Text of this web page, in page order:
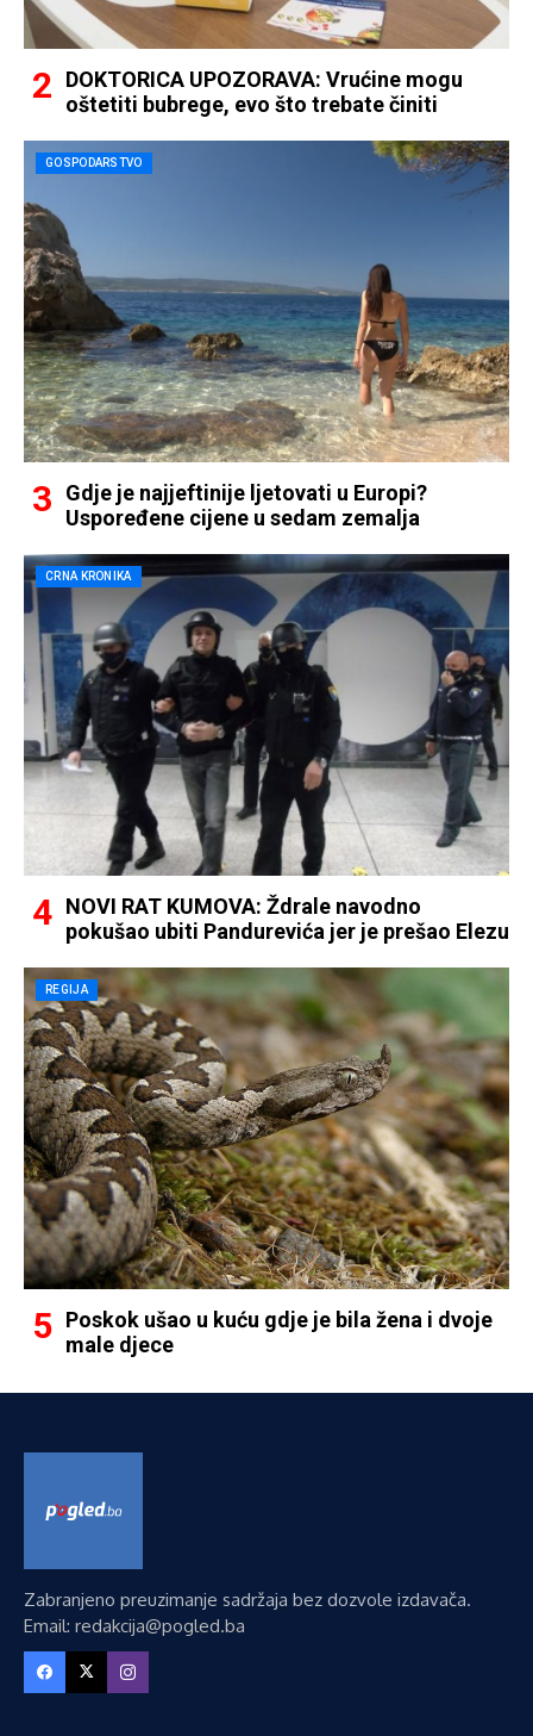
DOKTORICA UPOZORAVA: Vrućine mogu
oštetiti bubrege, evo što trebate činiti
GOSPODARSTVO
Gdje je najjeftinije ljetovati u Europi?
Uspoređene cijene u sedam zemalja
CRNA KRONIKA
NOVI RAT KUMOVA: Ždrale navodno
pokušao ubiti Pandurevića jer je prešao Elezu
REGIJA
Poskok ušao u kuću gdje je bila žena i dvoje
male djece
Zabranjeno preuzimanje sadržaja bez dozvole izdavača.
Email: redakcija@pogled.ba